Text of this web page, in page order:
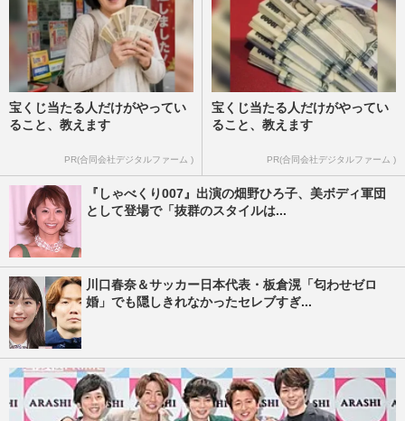
宝くじ当たる人だけがやってい
ること、教えます
PR(合同会社デジタルファーム )
宝くじ当たる人だけがやってい
ること、教えます
PR(合同会社デジタルファーム )
『しゃべくり007』出演の畑野ひろ子、美ボディ軍団
として登場で「抜群のスタイルは...
川口春奈＆サッカー日本代表・板倉滉「匂わせゼロ
婚」でも隠しきれなかったセレブすぎ...